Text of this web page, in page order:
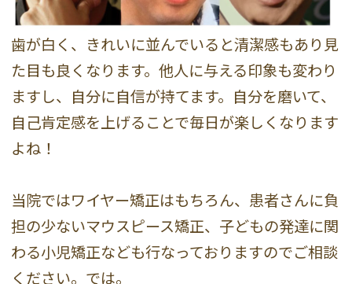
歯が白く、きれいに並んでいると清潔感もあり見
た目も良くなります。他人に与える印象も変わり
ますし、自分に自信が持てます。自分を磨いて、
自己肯定感を上げることで毎日が楽しくなります
よね！
当院ではワイヤー矯正はもちろん、患者さんに負
担の少ないマウスピース矯正、子どもの発達に関
わる小児矯正なども行なっておりますのでご相談
ください。では。